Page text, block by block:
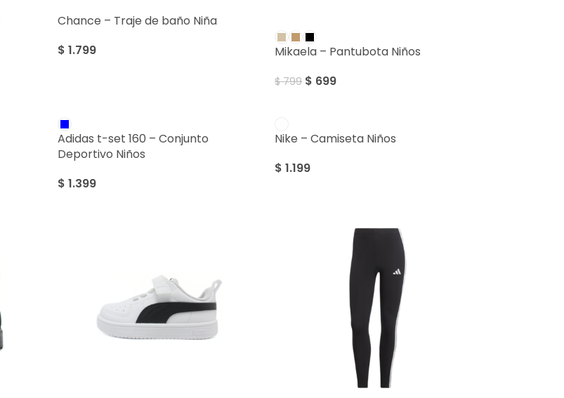
Chance – Traje de baño Niña
$ 1.799 Mikaela – Pantubota Niños
$799 $ 699
Adidas t-set 160 – Conjunto
Deportivo Niños
$ 1.399
Nike – Camiseta Niños
$ 1.199